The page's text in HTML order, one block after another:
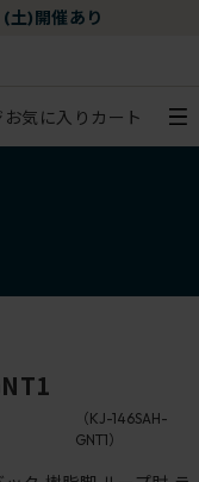
(土)開催あり
お気に入り カート
（KJ-146SAH-
GNT1）